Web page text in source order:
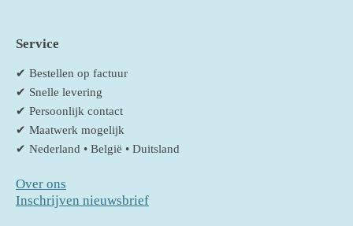
Service
✔ Bestellen op factuur
✔ Snelle levering
✔ Persoonlijk contact
✔ Maatwerk mogelijk
✔ Nederland • België • Duitsland
Over ons
Inschrijven nieuwsbrief